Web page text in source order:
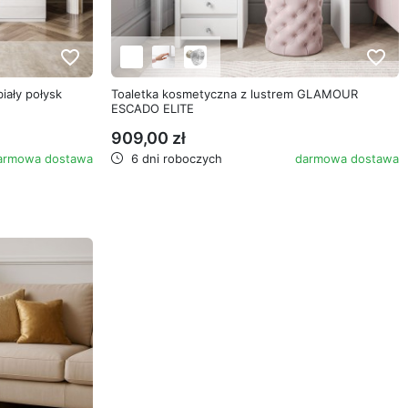
favorite_border
połysk
dostawa
favorite_border
Toaletka kosmetyczna z lustrem GLAMOUR
ESCADO ELITE
909,00 zł
6 dni roboczych darmowa dostawa